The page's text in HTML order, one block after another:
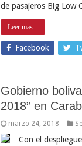
de pasajeros Big Low
Leer mas...
Facebook
Gobierno
2018” en
marzo 24, 2018
Con el